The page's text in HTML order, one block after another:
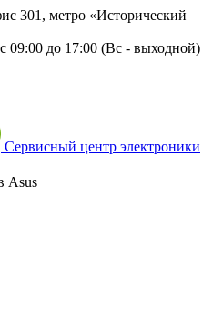
301, метро «Исторический
09:00 до 17:00 (Вс - выходной)
Сервисный центр электроники
Asus